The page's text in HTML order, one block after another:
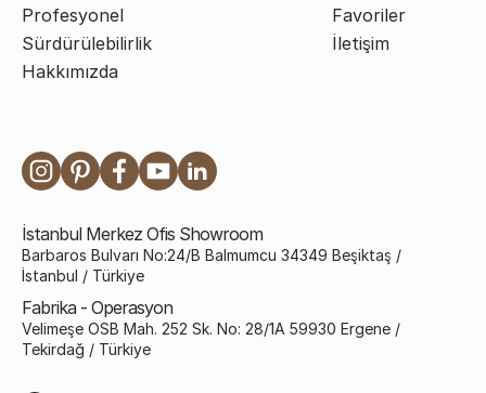
Profesyonel
Sürdürülebilirlik
Hakkımızda
Favoriler
İletişim
İstanbul Merkez Ofis Showroom
Barbaros Bulvarı No:24/B Balmumcu 34349 Beşiktaş /
İstanbul / Türkiye
Fabrika - Operasyon
Velimeşe OSB Mah. 252 Sk. No: 28/1A 59930 Ergene /
Tekirdağ / Türkiye